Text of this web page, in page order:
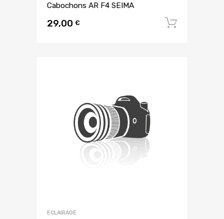
Cabochons AR F4 SEIMA
29,00 €
ECLAIRAGE